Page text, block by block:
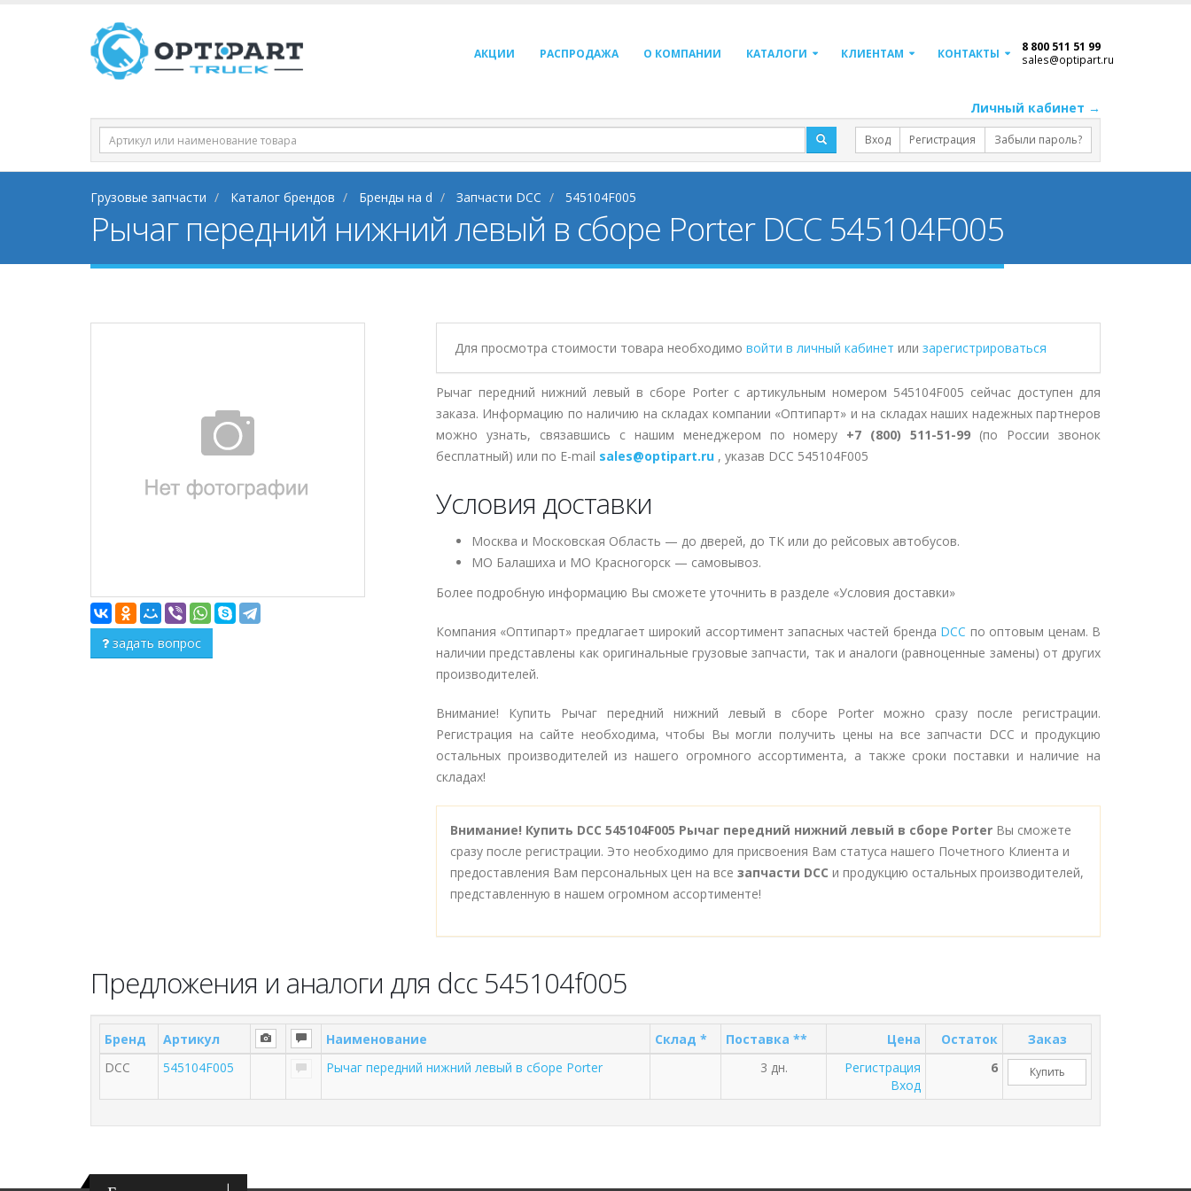
АКЦИИ РАСПРОДАЖА О КОМПАНИИ КАТАЛОГИ КЛИЕНТАМ КОНТАКТЫ 8 800 511 51 99
sales@optipart.ru
Личный кабинет →
Вход Регистрация Забыли пароль?
Грузовые запчасти Каталог брендов Бренды на d Запчасти DCC 545104F005
Рычаг передний нижний левый в сборе Porter DCC 545104F005
задать вопрос
Для просмотра стоимости товара необходимо войти в личный кабинет или зарегистрироваться
Рычаг передний нижний левый в сборе Porter с артикульным номером 545104F005 сейчас доступен для
заказа. Информацию по наличию на складах компании «Оптипарт» и на складах наших надежных партнеров
можно узнать, связавшись с нашим менеджером по номеру +7 (800) 511-51-99 (по России звонок
бесплатный) или по E-mail sales@optipart.ru , указав DCC 545104F005
Условия доставки
Москва и Московская Область — до дверей, до ТК или до рейсовых автобусов.
МО Балашиха и МО Красногорск — самовывоз.
Более подробную информацию Вы сможете уточнить в разделе «Условия доставки»
Компания «Оптипарт» предлагает широкий ассортимент запасных частей бренда DCC по оптовым ценам. В
наличии представлены как оригинальные грузовые запчасти, так и аналоги (равноценные замены) от других
производителей.
Внимание! Купить Рычаг передний нижний левый в сборе Porter можно сразу после регистрации.
Регистрация на сайте необходима, чтобы Вы могли получить цены на все запчасти DCC и продукцию
остальных производителей из нашего огромного ассортимента, а также сроки поставки и наличие на
складах!
Внимание! Купить DCC 545104F005 Рычаг передний нижний левый в сборе Porter Вы сможете
сразу после регистрации. Это необходимо для присвоения Вам статуса нашего Почетного Клиента и
предоставления Вам персональных цен на все запчасти DCC и продукцию остальных производителей,
представленную в нашем огромном ассортименте!
Предложения и аналоги для dcc 545104f005
Бренд Артикул Наименование Склад * Поставка ** Цена Остаток
Заказ
DCC
545104F005 Рычаг передний нижний левый в сборе Porter 3 дн.
Регистрация
Вход
6 Купить